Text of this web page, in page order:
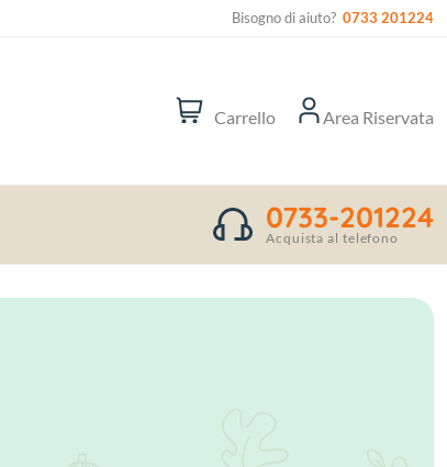
Bisogno di aiuto? 0733 201224
Carrello Area Riservata
0733-201224
Acquista al telefono